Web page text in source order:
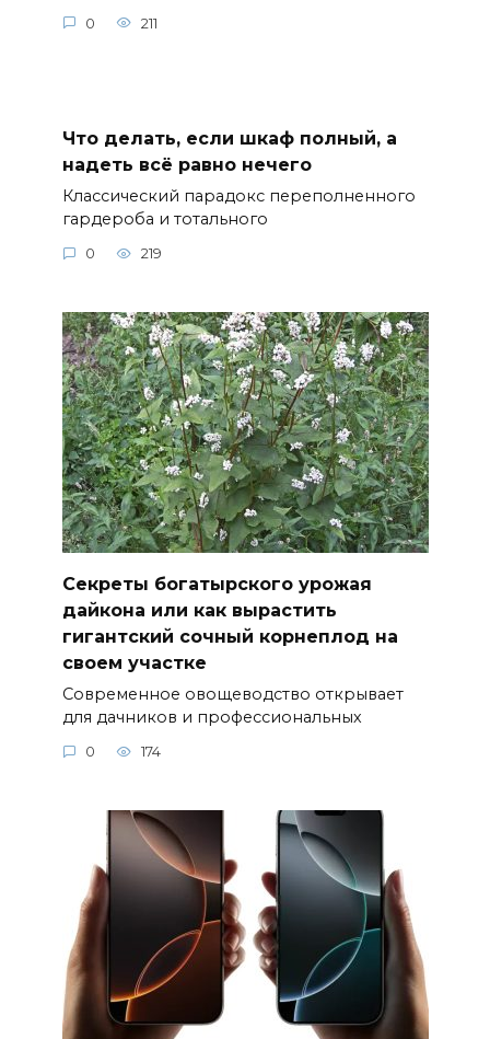
0 211
Что делать, если шкаф полный, а
надеть всё равно нечего
Классический парадокс переполненного
гардероба и тотального
0 219
Секреты богатырского урожая
дайкона или как вырастить
гигантский сочный корнеплод на
своем участке
Современное овощеводство открывает
для дачников и профессиональных
0 174